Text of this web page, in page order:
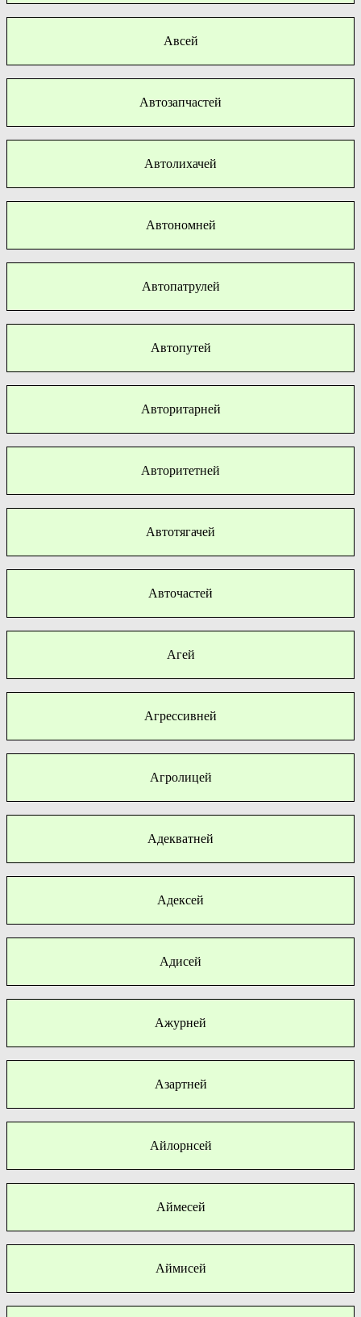
Авсей
Автозапчастей
Автолихачей
Автономней
Автопатрулей
Автопутей
Авторитарней
Авторитетней
Автотягачей
Авточастей
Агей
Агрессивней
Агролицей
Адекватней
Адексей
Адисей
Ажурней
Азартней
Айлорнсей
Аймесей
Аймисей